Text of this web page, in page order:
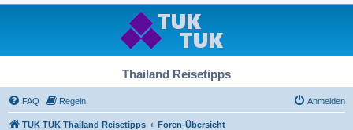
Thailand Reisetipps
FAQ Regeln Anmelden
TUK TUK Thailand Reisetipps Foren-Übersicht